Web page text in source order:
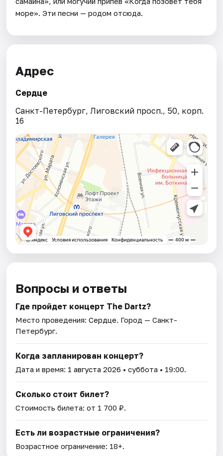
море». Эти песни — родом отсюда.
Адрес
Сердце
Санкт-Петербург, Лиговский просп., 50, корп.
16
Вопросы и ответы
Где пройдет концерт The Dartz?
Место проведения:Сердце. Город — Санкт-
Петербург.
Когда запланирован концерт?
Дата и время: 1 августа 2026 • суббота • 19:00.
Сколько стоит билет?
Стоимость билета: от 1 700 ₽.
Есть ли возрастные ограничения?
Возрастное ограничение: 18+.